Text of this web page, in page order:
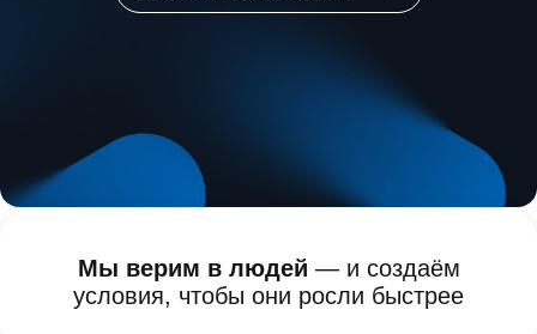
Мы верим в людей — и создаём
условия, чтобы они росли быстрее